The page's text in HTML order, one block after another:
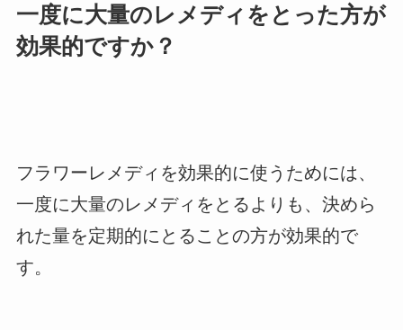
一度に大量のレメディをとった方が
効果的ですか？
フラワーレメディを効果的に使うためには、
一度に大量のレメディをとるよりも、決めら
れた量を定期的にとることの方が効果的で
す。